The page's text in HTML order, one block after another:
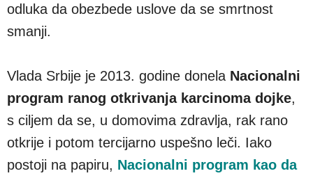
odluka da obezbede uslove da se smrtnost
smanji.
Vlada Srbije je 2013. godine donela Nacionalni
program ranog otkrivanja karcinoma dojke,
s ciljem da se, u domovima zdravlja, rak rano
otkrije i potom tercijarno uspešno leči. Iako
postoji na papiru, Nacionalni program kao da